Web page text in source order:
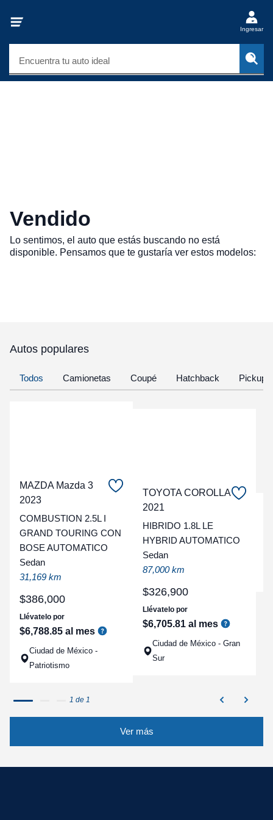
Ingresar
Encuentra tu auto ideal
Vendido
Lo sentimos, el auto que estás buscando no está
disponible. Pensamos que te gustaría ver estos modelos:
Autos populares
Todos Camionetas Coupé Hatchback Pickup
MAZDA Mazda 3
2023
COMBUSTION 2.5L I
GRAND TOURING CON
BOSE AUTOMATICO
Sedan
31,169 km
$386,000
Llévatelo por
$6,788.85 al mes
Ciudad de México -
Patriotismo
TOYOTA COROLLA
2021
HIBRIDO 1.8L LE
HYBRID AUTOMATICO
Sedan
87,000 km
$326,900
Llévatelo por
$6,705.81 al mes
Ciudad de México - Gran
Sur
1 de 1
Ver más